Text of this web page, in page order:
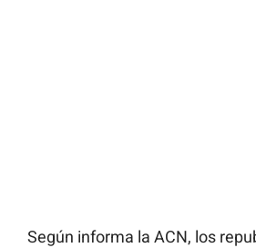
Según informa la ACN, los